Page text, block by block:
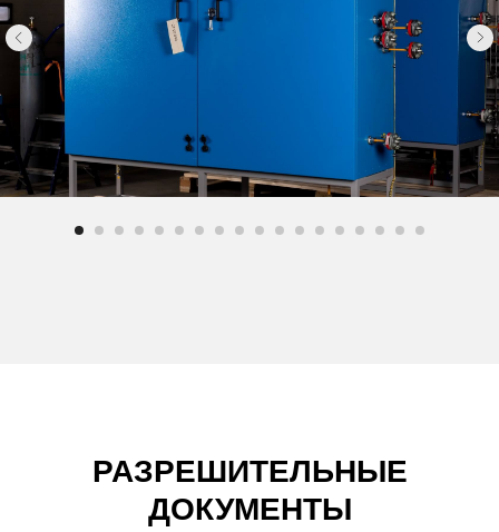
РАЗРЕШИТЕЛЬНЫЕ
ДОКУМЕНТЫ